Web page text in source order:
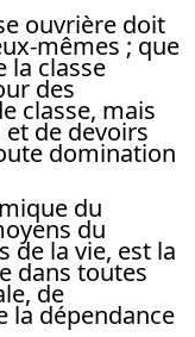
ouvrière doit
mêmes ; que
la classe
des
classe, mais
de devoirs
domination
du
du
de la vie, est la
dans toutes
de
la dépendance